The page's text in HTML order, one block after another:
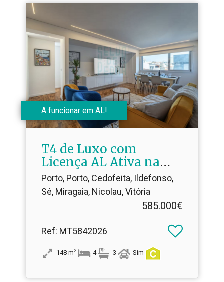
A funcionar em AL!
T4 de Luxo com
Licença AL Ativa na
Baixa do Porto
Porto, Porto, Cedofeita, Ildefonso,
Sé, Miragaia, Nicolau, Vitória
585.000€
Ref: MT5842026
148 m2 4 3 Sim